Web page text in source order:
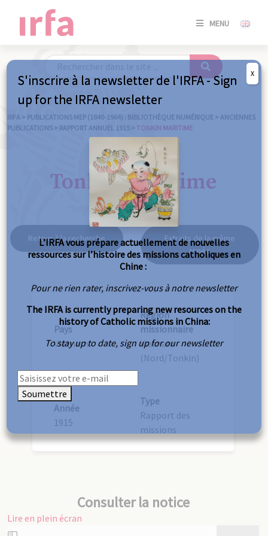
MENU
SE
/
IRFA > PUBLICATIONS MEP (1840-1964) : BIBLIOTHÈQUE NUMÉRIQUE > ANCIENNES
PUBLICATIONS > RAPPORT ANNUEL 1915 > TONKIN MARITIME
Tonkin maritime
Retour à la recherche
Extraits de la même
année
Pays
Vietnam
Région
missionnaire
Vietnam
(Nord/Tonkin)
Année
1915
Type
Rapport des
missions
Consulter la notice
Lire en plein écran
Aller
S'inscrire à la newsletter de l'IRFA - Sign
up for the IRFA newsletter
L’IRFA vous prépare actuellement de nouvelles
ressources sur l’histoire des missions catholiques en
Chine :
Pour ne rien rater, inscrivez-vous à notre newsletter
The IRFA is currently preparing new resources on the
history of Catholic missions in China:
To stay up to date, sign up for our newsletter
Soumettre
X